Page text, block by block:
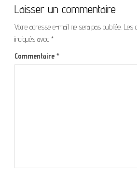
Laisser un commentaire
Votre adresse e-mail ne sera pas publiée. Les
indiqués avec *
Commentaire *